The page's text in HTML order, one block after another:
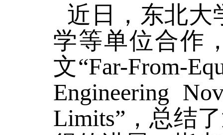
近日，东北大
学等单位合作
文“Far-From-
Engineering
Limits”，总结